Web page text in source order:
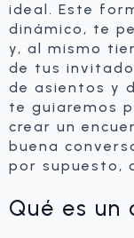
ideal. Este
dinámico, te
y, al mismo
de tus
de asientos y
te guiaremos
crear un
buena
por supuesto,
Qué es